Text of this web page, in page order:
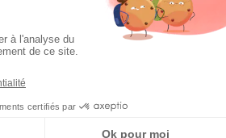
Thonon-les-Bains
Plan du site
Mentions légales
site par Simplébo